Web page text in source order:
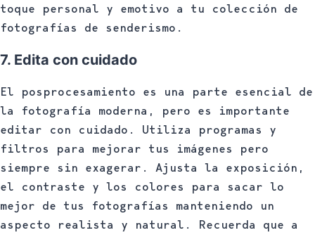
toque personal y emotivo a tu colección de
fotografías de senderismo.
7. Edita con cuidado
El posprocesamiento es una parte esencial de
la fotografía moderna, pero es importante
editar con cuidado. Utiliza programas y
filtros para mejorar tus imágenes pero
siempre sin exagerar. Ajusta la exposición,
el contraste y los colores para sacar lo
mejor de tus fotografías manteniendo un
aspecto realista y natural. Recuerda que a